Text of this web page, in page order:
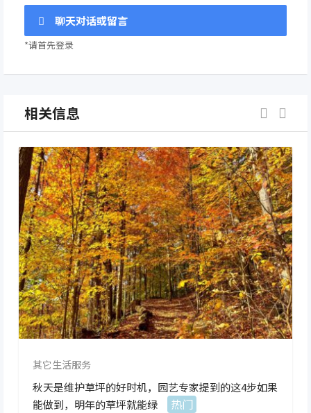
聊天对话或留言
*请首先登录
相关信息
其它生活服务
秋天是维护草坪的好时机，园艺专家提到的这4步如果
能做到，明年的草坪就能绿
热门